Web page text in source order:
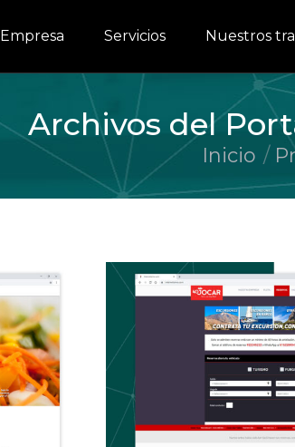
Empresa Servicios Nuestros
Archivos del
Estás aquí:
Inicio